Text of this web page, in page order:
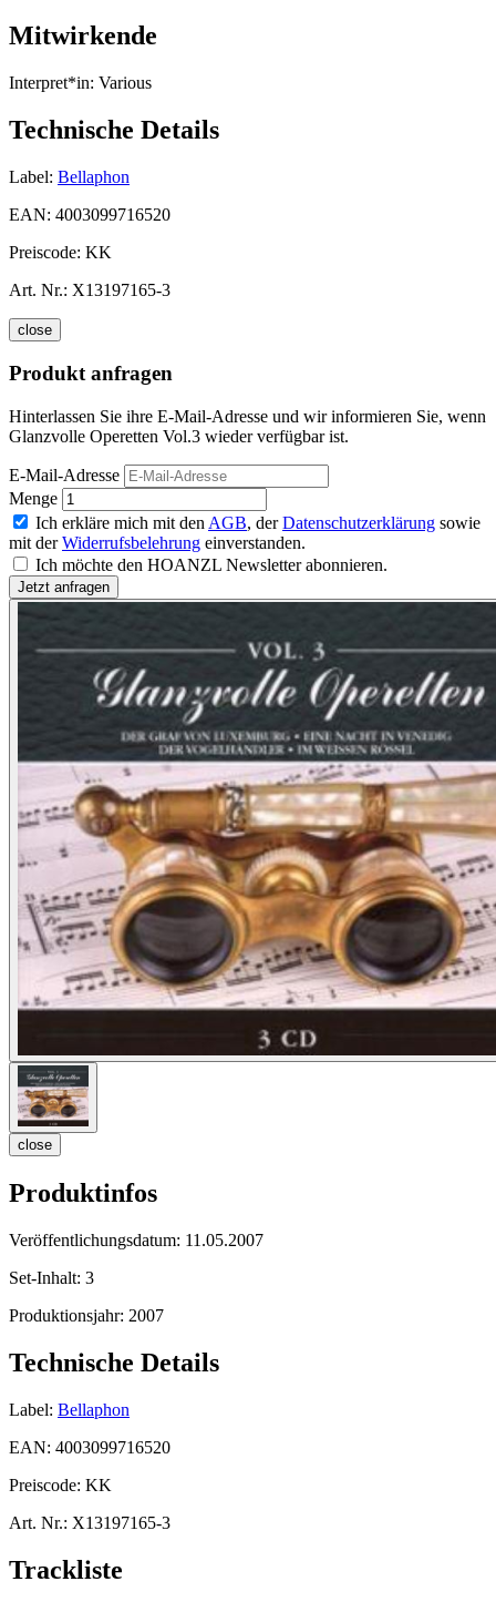
Mitwirkende
Interpret*in: Various
Technische Details
Label: Bellaphon
EAN: 4003099716520
Preiscode: KK
Art. Nr.: X13197165-3
close
Produkt anfragen
Hinterlassen Sie ihre E-Mail-Adresse und wir informieren Sie, wenn
Glanzvolle Operetten Vol.3 wieder verfügbar ist.
E-Mail-Adresse
Menge
Ich erkläre mich mit den AGB, derDatenschutzerklärung sowie
mit derWiderrufsbelehrung einverstanden.
Ich möchte den HOANZL Newsletter abonnieren.
close
Produktinfos
Veröffentlichungsdatum: 11.05.2007
Set-Inhalt: 3
Produktionsjahr: 2007
Technische Details
Label: Bellaphon
EAN: 4003099716520
Preiscode: KK
Art. Nr.: X13197165-3
Trackliste